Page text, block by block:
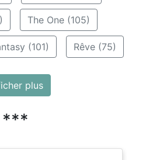
The One (105)
(101) Rêve (75)
plus
***